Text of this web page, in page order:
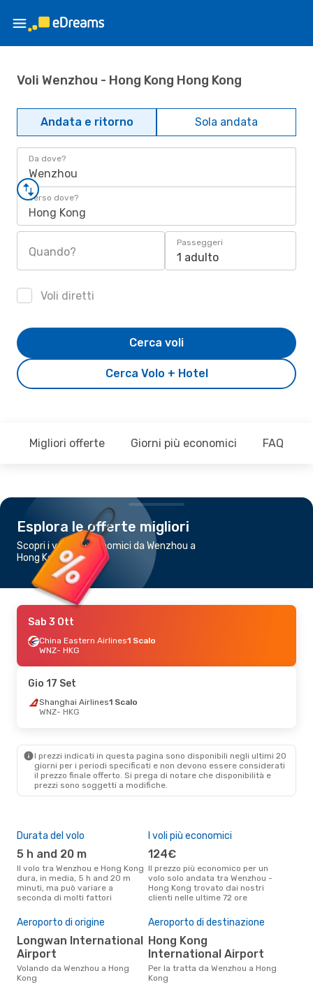
Voli Wenzhou - Hong Kong Hong Kong
Andata e ritorno Sola andata
Da dove?
Wenzhou
Verso dove?
Hong Kong
Quando?
Passeggeri
1 adulto
Voli diretti
Cerca Volo + Hotel
Cerca voli
Migliori offerte Giorni più economici FAQ
Esplora le offerte migliori
Scopri i voli più economici da Wenzhou a
Hong Kong
Sab 3 Ott
China Eastern Airlines1 Scalo
WNZ- HKG
Gio 17 Set
Shanghai Airlines1 Scalo
WNZ- HKG
I prezzi indicati in questa pagina sono disponibili negli ultimi 20
giorni per i periodi specificati e non devono essere considerati
il ​​prezzo finale offerto. Si prega di notare che disponibilità e
prezzi sono soggetti a modifiche.
Durata del volo
5 h and 20 m
Il volo tra Wenzhou e Hong Kong
dura, in media, 5 h and 20 m
minuti, ma può variare a
seconda di molti fattori
I voli più economici
124€
Il prezzo più economico per un
volo solo andata tra Wenzhou -
Hong Kong trovato dai nostri
clienti nelle ultime 72 ore
Aeroporto di origine
Longwan International
Airport
Volando da Wenzhou a Hong
Kong
Aeroporto di destinazione
Hong Kong
International Airport
Per la tratta da Wenzhou a Hong
Kong